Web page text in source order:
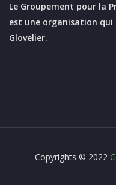
Le Groupement pour la
est une organisation
Glovelier.
Copyrights © 2022